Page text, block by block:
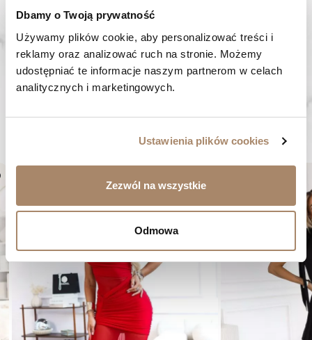
Dbamy o Twoją prywatność
Używamy plików cookie, aby personalizować treści i
reklamy oraz analizować ruch na stronie. Możemy
udostępniać te informacje naszym partnerom w celach
analitycznych i marketingowych.
Ustawienia plików cookies
Zezwól na wszystkie
Odmowa
godziny 15:00. +48 537 238 431
SZYBKA WYSYŁKA
Zamówienia wysyłamy w ciągu 1-2 dni
ZAKUPY BEZ RYZYKA
Masz prawo do 14 dni na zwrot towaru
BYĆ MOŻE SPODOBA CI SIĘ...
favorite_border